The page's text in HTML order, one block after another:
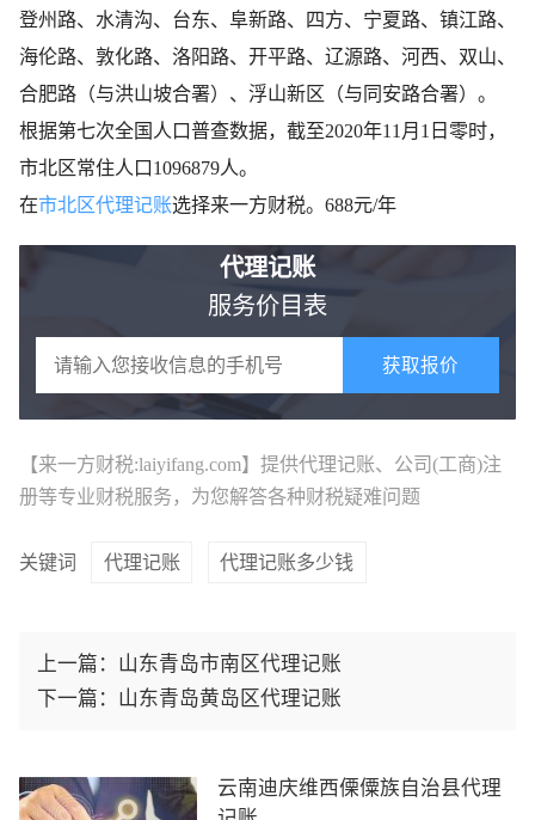
登州路、水清沟、台东、阜新路、四方、宁夏路、镇江路、
海伦路、敦化路、洛阳路、开平路、辽源路、河西、双山、
合肥路（与洪山坡合署）、浮山新区（与同安路合署）。
根据第七次全国人口普查数据，截至2020年11月1日零时，
市北区常住人口1096879人。
在市北区代理记账选择来一方财税。688元/年
代理记账
服务价目表
获取报价
【来一方财税:laiyifang.com】提供代理记账、公司(工商)注
册等专业财税服务，为您解答各种财税疑难问题
关键词 代理记账 代理记账多少钱
上一篇： 山东青岛市南区代理记账
下一篇： 山东青岛黄岛区代理记账
云南迪庆维西傈僳族自治县代理